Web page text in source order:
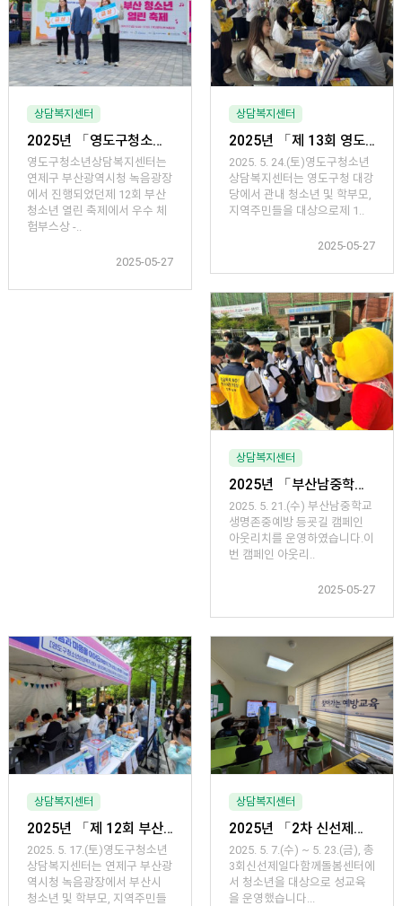
상담복지센터
2025년 「영도구청소년상담복지센터, 제 12회 부산 청소년 열린 축제 우수 체험부스상 - 금상 수상」
영도구청소년상담복지센터는
연제구 부산광역시청 녹음광장
에서 진행되었던제 12회 부산
청소년 열린 축제에서 우수 체
험부스상 -..
2025-05-27
상담복지센터
2025년 「제 13회 영도구 청소년 어울림마당 체험부스 아웃리치」
2025. 5. 24.(토)영도구청소년
상담복지센터는 영도구청 대강
당에서 관내 청소년 및 학부모,
지역주민들을 대상으로제 1..
2025-05-27
상담복지센터
2025년 「부산남중학교 생명존중예방 캠페인 아웃리치」 운영
2025. 5. 21.(수) 부산남중학교
생명존중예방 등굣길 캠페인
아웃리치를 운영하였습니다.이
번 캠페인 아웃리..
2025-05-27
상담복지센터
2025년 「제 12회 부산 청소년 열린 축제 체험부스 아웃리치」
2025. 5. 17.(토)영도구청소년
상담복지센터는 연제구 부산광
역시청 녹음광장에서 부산시
청소년 및 학부모, 지역주민들
상담복지센터
2025년 「2차 신선제일다함께돌봄센터 성교육」
2025. 5. 7.(수) ~ 5. 23.(금), 총
3회신선제일다함께돌봄센터에
서 청소년을 대상으로 성교육
을 운영했습니다...